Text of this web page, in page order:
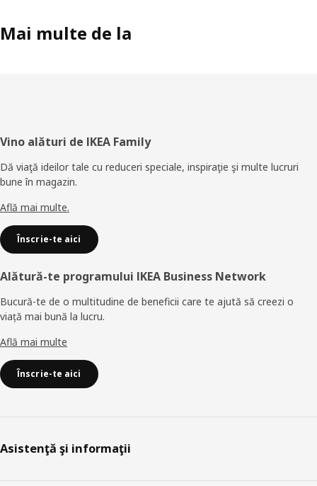
Mai multe de la
Subsol
Vino alături de IKEA Family
Dă viaţă ideilor tale cu reduceri speciale, inspiraţie şi multe lucruri
bune în magazin.
Află mai multe.
Înscrie-te aici
Alătură-te programului IKEA Business Network
Bucură-te de o multitudine de beneficii care te ajută să creezi o
viață mai bună la lucru.
Află mai multe
Înscrie-te aici
Asistenţă şi informaţii